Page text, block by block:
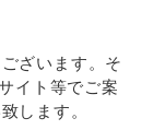
ざいます。そ
イト等でご案
します。